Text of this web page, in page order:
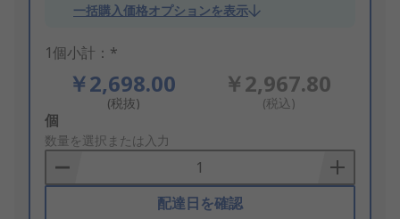
一括購入価格オプションを表示
1個小計：*
￥2,698.00
(税抜)
￥2,967.80
(税込)
Add
to
Basket
個
数量を選択または入力
配達日を確認